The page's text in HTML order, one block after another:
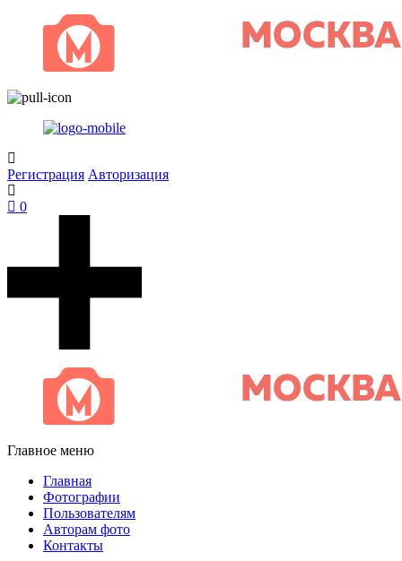
Регистрация Авторизация
0
Главное меню
Главная
Фотографии
Пользователям
Авторам фото
Контакты